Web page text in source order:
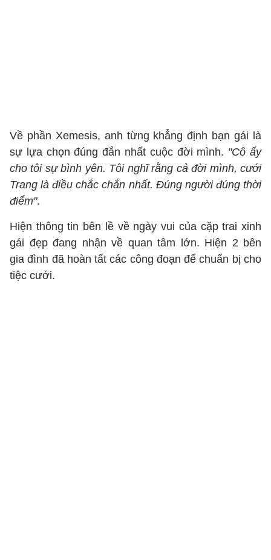
Về phần Xemesis, anh từng khẳng định bạn gái là
sự lựa chọn đúng đắn nhất cuộc đời mình. "Cô ấy
cho tôi sự bình yên. Tôi nghĩ rằng cả đời mình, cưới
Trang là điều chắc chắn nhất. Đúng người đúng thời
điểm".
Hiện thông tin bên lề về ngày vui của cặp trai xinh
gái đẹp đang nhận về quan tâm lớn. Hiện 2 bên
gia đình đã hoàn tất các công đoạn để chuẩn bị cho
tiệc cưới.